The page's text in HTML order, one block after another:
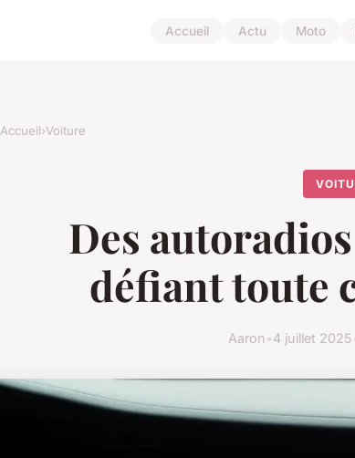
Accueil Actu Moto
Accueil›Voiture
Des
défiant toute
Aaron•4 juillet 2025